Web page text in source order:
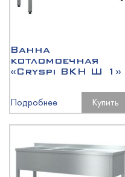
Ванна
котломоечная
«Cryspi ВКН Ш 1»
Подробнее Купить